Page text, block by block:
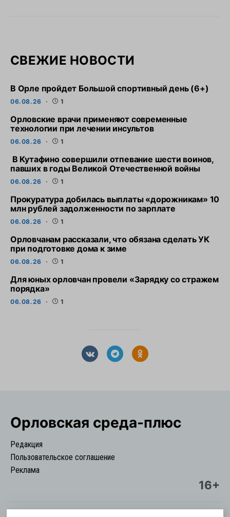
СВЕЖИЕ НОВОСТИ
В Орле пройдет Большой спортивный день (6+)
06.08.26 1
Орловские врачи применяют современные
технологии при лечении инсультов
06.08.26 1
В Кутафино совершили отпевание шести воинов,
павших в годы Великой Отечественной войны
06.08.26 1
Прокуратура добилась выплаты «дорожникам» 10
млн рублей задолженности по зарплате
06.08.26 1
Орловчанам рассказали, что обязана сделать УК
при подготовке дома к зиме
06.08.26 1
Для юных орловчан провели «Зарядку со стражем
порядка»
06.08.26 1
Орловская cреда-плюс
Редакция
Пользовательское соглашение
Реклама
16+